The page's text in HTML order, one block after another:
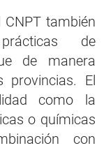
también
de
de manera
provincias. El
como la
o químicas
con